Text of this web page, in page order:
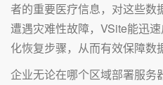
者的重要医疗信息，对这些
遭遇灾难性故障，VSite能迅
化恢复步骤，从而有效保障数
企业无论在哪个区域部署服务